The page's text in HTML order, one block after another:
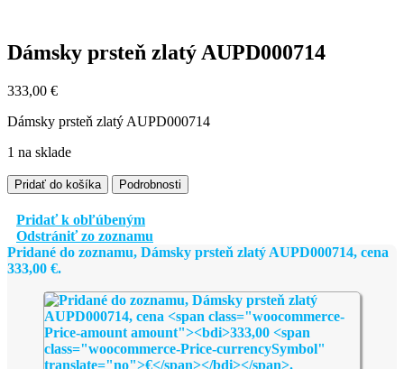
Dámsky prsteň zlatý AUPD000714
333,00 €
Dámsky prsteň zlatý AUPD000714
1 na sklade
množstvo
Dámsky
prsteň
zlatý
AUPD000714
Pridať do košíka Podrobnosti
Pridať k obľúbeným
Odstrániť zo zoznamu
Pridané do zoznamu, Dámsky prsteň zlatý AUPD000714, cena
333,00 €.